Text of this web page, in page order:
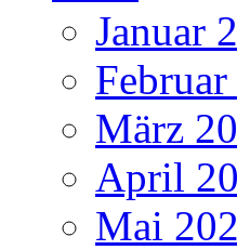
Januar
März
April
Mai